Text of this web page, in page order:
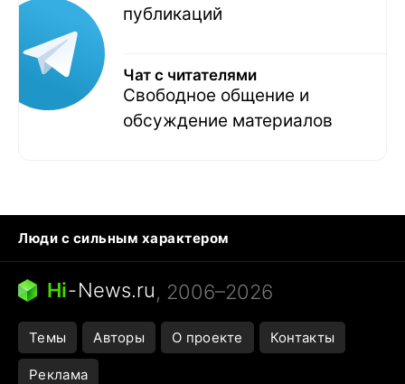
публикаций
Чат с читателями
Свободное общение и
обсуждение материалов
Люди с сильным характером
Кошка писает на кровать
Тунцы в океанариуме
Ядовитые пауки России
Города в ядерной войне
Hi-News.ru, 2006–2026
Темы Авторы О проекте Контакты
Реклама